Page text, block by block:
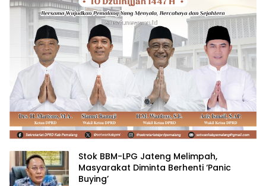
Stok BBM-LPG Jateng Melimpah,
Masyarakat Diminta Berhenti ‘Panic
Buying’